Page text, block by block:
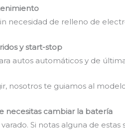
necesidad de relleno de
y start-stop
autos automáticos y de
nosotros te guiamos al
necesitas cambiar la batería
Si notas alguna de